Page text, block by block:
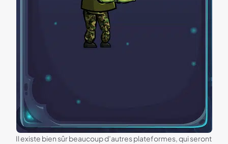
Il existe bien sûr beaucoup d’autres plateformes, qui seront